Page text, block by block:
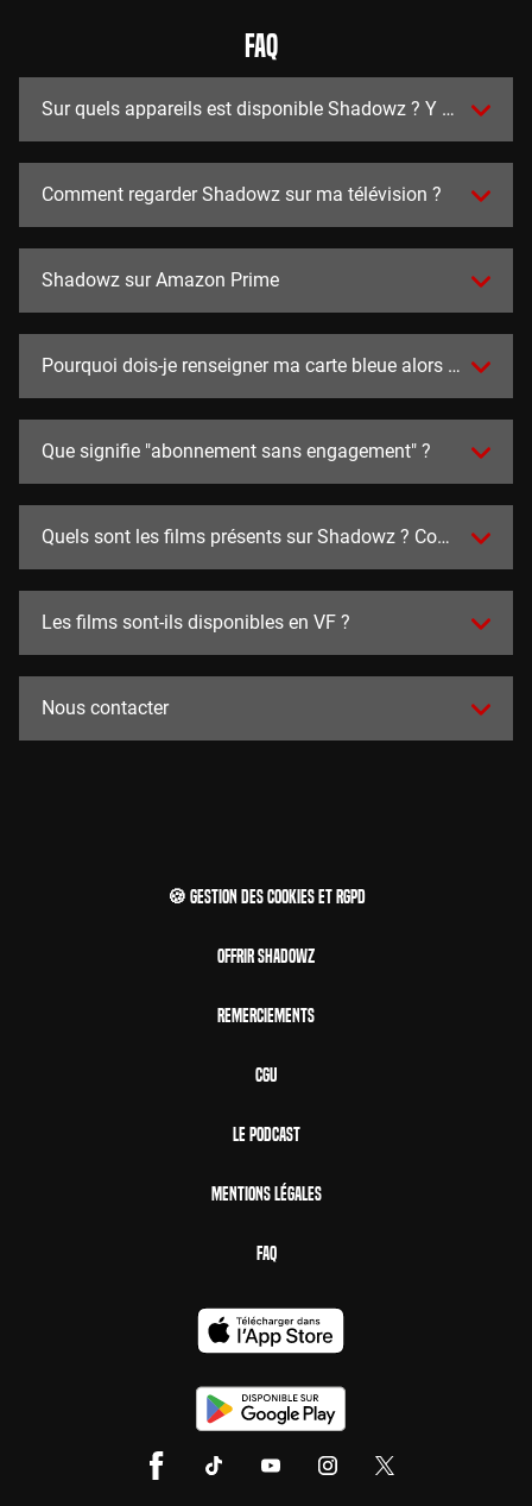
FAQ
Sur quels appareils est disponible Shadowz ? Y a t-il des
Comment regarder Shadowz sur ma télévision ?
Shadowz sur Amazon Prime
Pourquoi dois-je renseigner ma carte bleue alors que
Que signifie "abonnement sans engagement" ?
Quels sont les films présents sur Shadowz ? Combien y en
Les films sont-ils disponibles en VF ?
Nous contacter
🍪 Gestion des cookies et RGPD
Offrir Shadowz
Remerciements
CGU
Le Podcast
Mentions Légales
FAQ